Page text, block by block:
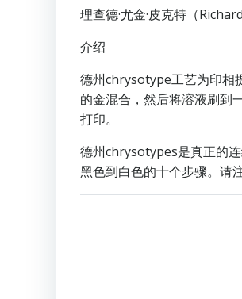
理查德·尤金·皮克特（
介绍
德州chrysotype工艺为印相
的金混合，然后将溶液刷到
打印。
德州chrysotypes是真正的
黑色到白色的十个步骤。请